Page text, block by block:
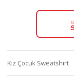
Kız Çocuk Sweatshırt